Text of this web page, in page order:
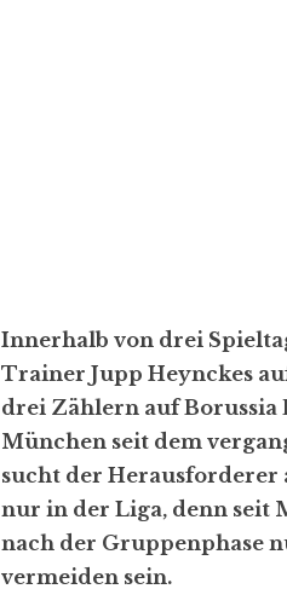
Innerhalb von drei
Trainer Jupp Heynckes
drei Zählern auf Borussia
München seit dem
sucht der Herausforderer
nur in der Liga, denn seit
nach der Gruppenphase
vermeiden sein.